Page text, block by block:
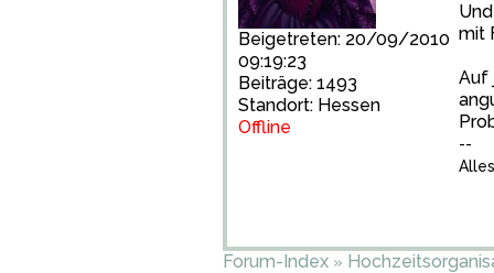
Beigetreten: 20/09/2010
09:19:23
Beiträge: 1493
Standort: Hessen
Offline
mit
Auf
--
Forum-Index »